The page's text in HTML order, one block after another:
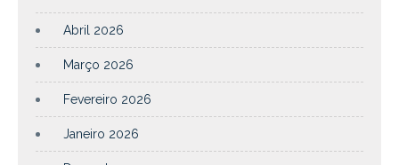
Abril 2026
Março 2026
Fevereiro 2026
Janeiro 2026